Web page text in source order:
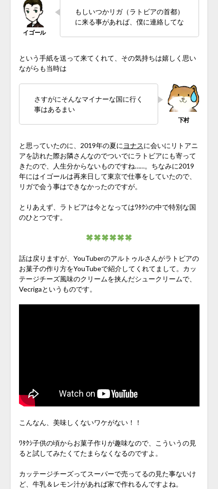
もしいつかリガ（ラトビアの首都）
に来る事があれば、僕に連絡してな
という手紙を送って来てくれて、その気持ちは嬉しく思い
ながらも当時は
さすがにそんなマイナーな国に行く
事はあるまい
と思っていたのに、2019年の夏に ヨナスに会いにリトアニ
アを訪れた際お隣さんなのでついでにラトビアにも寄って
きたので、人生分からないものですね……。ちなみに2019
年にはイゴールは再来日して東京で仕事をしていたので、
リガで会う事はできなかったのですが。
とりあえず、ラトビアは今となってはﾜﾀｸｼの中で特別な国
のひとつです。
話は戻りますが、YouTuberのアルトゥルさんがラトビアの
お菓子の作り方をYouTubeで紹介してくれてまして。カッ
テージチーズ風味のクリームを挟んだシュークリームで、
Vecrigaというものです。
こんなん、美味しくないワケがない！！
ﾜﾀｸｼ子供の頃からお菓子作りが趣味なので、こういうの見
ると試してみたくてたまらなくなるのですよ。
カッテージチーズってスーパーで売ってるの見た事ないけ
ど、牛乳＆レモン汁があれば家で作れるんですよね。